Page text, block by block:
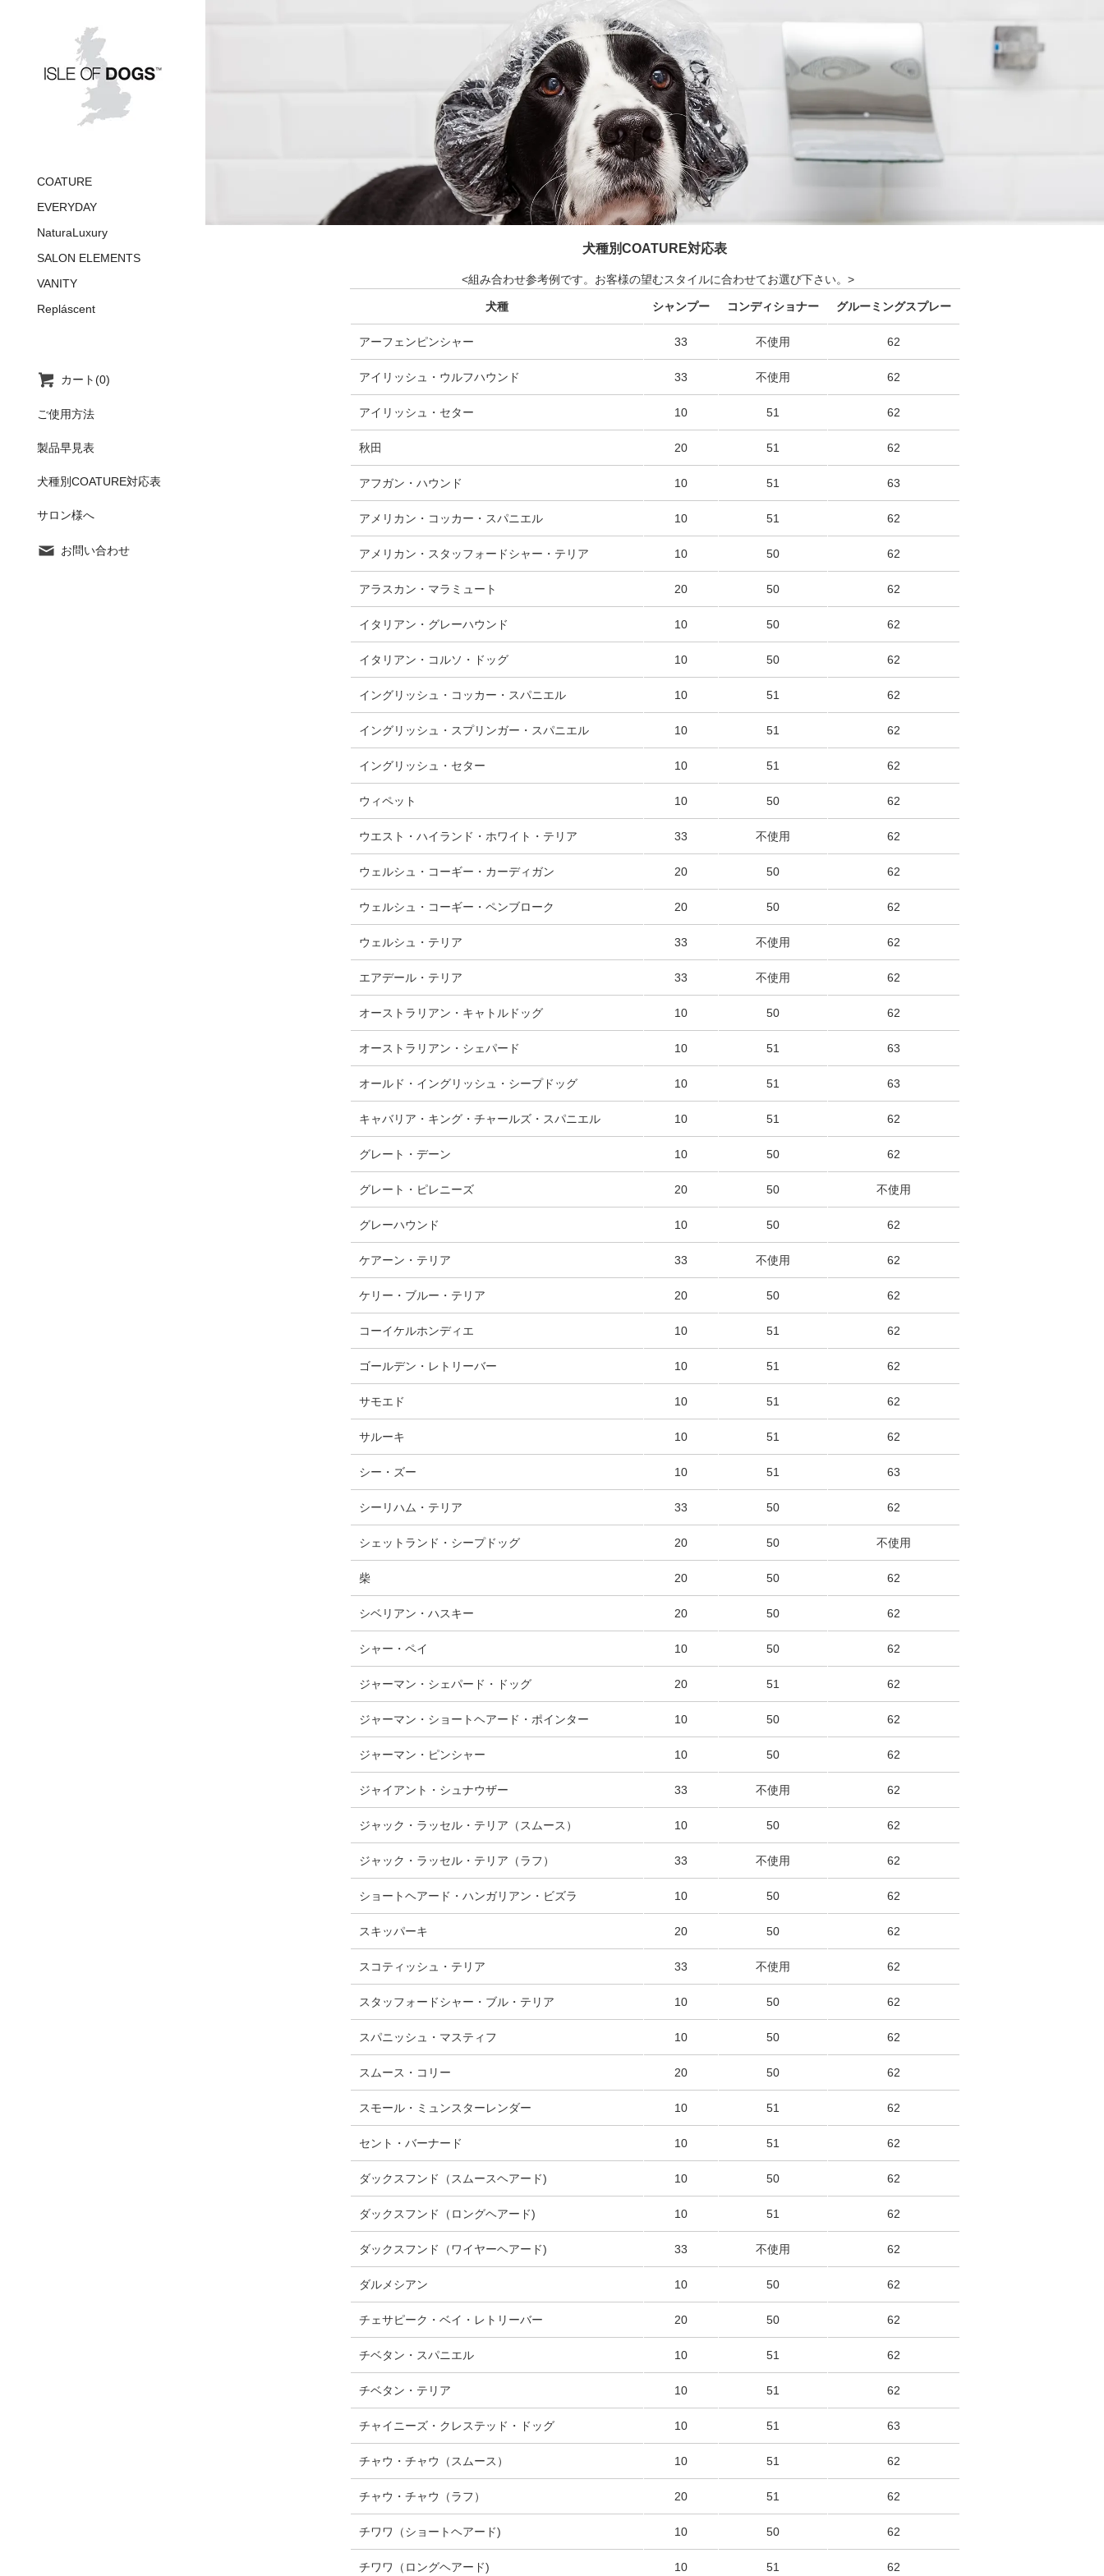
COATURE
EVERYDAY
NaturaLuxury
SALON ELEMENTS
VANITY
Repláscent
カート(0)
ご使用方法
製品早見表
犬種別COATURE対応表
サロン様へ
お問い合わせ
犬種別COATURE対応表
<組み合わせ参考例です。お客様の望むスタイルに合わせてお選び下さい。>
犬種 シャンプー コンディショナー グルーミングスプレー
アーフェンピンシャー 33 不使用 62
アイリッシュ・ウルフハウンド 33 不使用 62
アイリッシュ・セター 10 51 62
秋田 20 51 62
アフガン・ハウンド 10 51 63
アメリカン・コッカー・スパニエル 10 51 62
アメリカン・スタッフォードシャー・テリア 10 50 62
アラスカン・マラミュート 20 50 62
イタリアン・グレーハウンド 10 50 62
イタリアン・コルソ・ドッグ 10 50 62
イングリッシュ・コッカー・スパニエル 10 51 62
イングリッシュ・スプリンガー・スパニエル 10 51 62
イングリッシュ・セター 10 51 62
ウィペット 10 50 62
ウエスト・ハイランド・ホワイト・テリア 33 不使用 62
ウェルシュ・コーギー・カーディガン 20 50 62
ウェルシュ・コーギー・ペンブローク 20 50 62
ウェルシュ・テリア 33 不使用 62
エアデール・テリア 33 不使用 62
オーストラリアン・キャトルドッグ 10 50 62
オーストラリアン・シェパード 10 51 63
オールド・イングリッシュ・シープドッグ 10 51 63
キャバリア・キング・チャールズ・スパニエル 10 51 62
グレート・デーン 10 50 62
グレート・ピレニーズ 20 50 不使用
グレーハウンド 10 50 62
ケアーン・テリア 33 不使用 62
ケリー・ブルー・テリア 20 50 62
コーイケルホンディエ 10 51 62
ゴールデン・レトリーバー 10 51 62
サモエド 10 51 62
サルーキ 10 51 62
シー・ズー 10 51 63
シーリハム・テリア 33 50 62
シェットランド・シープドッグ 20 50 不使用
柴 20 50 62
シベリアン・ハスキー 20 50 62
シャー・ペイ 10 50 62
ジャーマン・シェパード・ドッグ 20 51 62
ジャーマン・ショートヘアード・ポインター 10 50 62
ジャーマン・ピンシャー 10 50 62
ジャイアント・シュナウザー 33 不使用 62
ジャック・ラッセル・テリア（スムース） 10 50 62
ジャック・ラッセル・テリア（ラフ） 33 不使用 62
ショートヘアード・ハンガリアン・ビズラ 10 50 62
スキッパーキ 20 50 62
スコティッシュ・テリア 33 不使用 62
スタッフォードシャー・ブル・テリア 10 50 62
スパニッシュ・マスティフ 10 50 62
スムース・コリー 20 50 62
スモール・ミュンスターレンダー 10 51 62
セント・バーナード 10 51 62
ダックスフンド（スムースヘアード) 10 50 62
ダックスフンド（ロングヘアード) 10 51 62
ダックスフンド（ワイヤーヘアード) 33 不使用 62
ダルメシアン 10 50 62
チェサピーク・ベイ・レトリーバー 20 50 62
チベタン・スパニエル 10 51 62
チベタン・テリア 10 51 62
チャイニーズ・クレステッド・ドッグ 10 51 63
チャウ・チャウ（スムース） 10 51 62
チャウ・チャウ（ラフ） 20 51 62
チワワ（ショートヘアード) 10 50 62
チワワ（ロングヘアード) 10 51 62